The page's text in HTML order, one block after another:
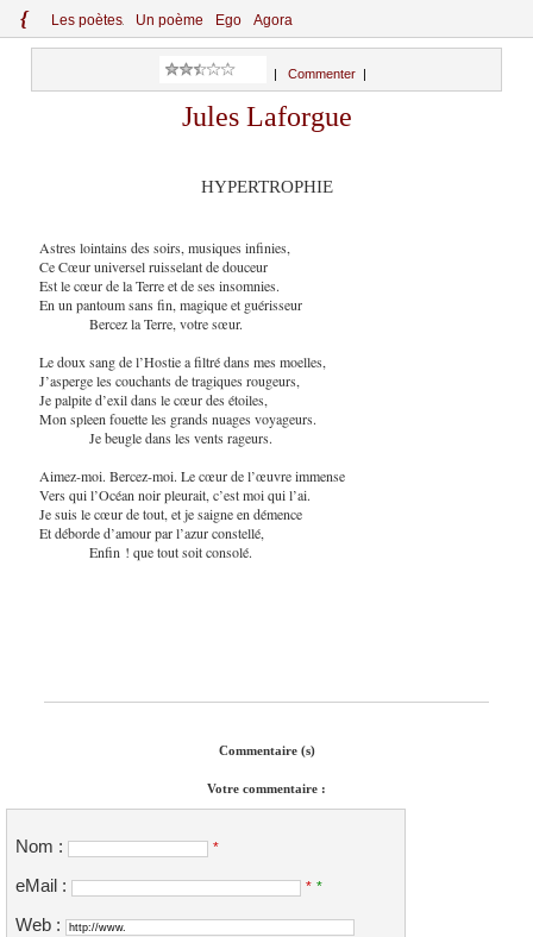
{ Les poètes Un poème Ego Agora
Commenter
Jules Laforgue
HYPERTROPHIE
Astres lointains des soirs, musiques infinies,
Ce Cœur universel ruisselant de douceur
Est le cœur de la Terre et de ses insomnies.
En un pantoum sans fin, magique et guérisseur
Bercez la Terre, votre sœur.
Le doux sang de l’Hostie a filtré dans mes moelles,
J’asperge les couchants de tragiques rougeurs,
Je palpite d’exil dans le cœur des étoiles,
Mon spleen fouette les grands nuages voyageurs.
Je beugle dans les vents rageurs.
Aimez-moi. Bercez-moi. Le cœur de l’œuvre immense
Vers qui l’Océan noir pleurait, c’est moi qui l’ai.
Je suis le cœur de tout, et je saigne en démence
Et déborde d’amour par l’azur constellé,
Enfin ! que tout soit consolé.
Commentaire (s)
Votre commentaire :
Nom : *
eMail : * *
Web :